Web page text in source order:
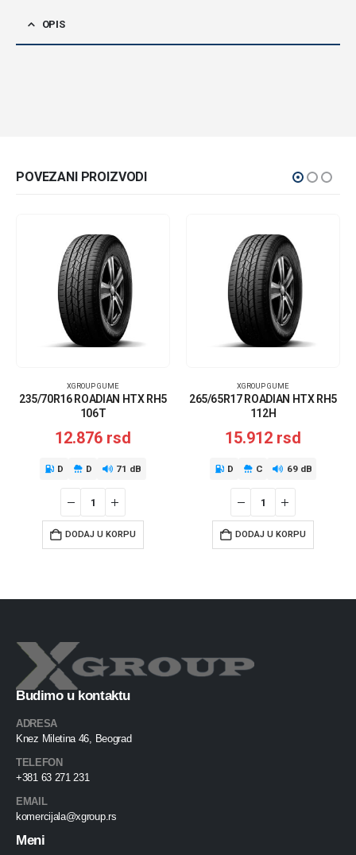
OPIS
POVEZANI PROIZVODI
XGROUP GUME
235/70R16 ROADIAN HTX RH5
106T
12.876 rsd
D D 71 dB
DODAJ U KORPU
XGROUP GUME
265/65R17 ROADIAN HTX RH5
112H
15.912 rsd
D C 69 dB
DODAJ U KORPU
Budimo u kontaktu
ADRESA
Knez Miletina 46, Beograd
TELEFON
+381 63 271 231
EMAIL
komercijala@xgroup.rs
Meni